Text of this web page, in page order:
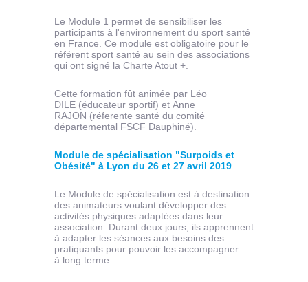
Le Module 1 permet de sensibiliser les
participants à l'environnement du sport santé
en France. Ce module est obligatoire pour le
référent sport santé au sein des associations
qui ont signé la Charte Atout +.
Cette formation fût animée par Léo
DILE (éducateur sportif) et Anne
RAJON (réferente santé du comité
départemental FSCF Dauphiné).
Module de spécialisation "Surpoids et
Obésité" à Lyon du 26 et 27 avril 2019
Le Module de spécialisation est à destination
des animateurs voulant développer des
activités physiques adaptées dans leur
association. Durant deux jours, ils apprennent
à adapter les séances aux besoins des
pratiquants pour pouvoir les accompagner
à long terme.